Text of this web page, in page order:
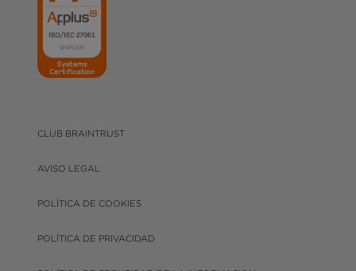
CLUB BRAINTRUST
AVISO LEGAL
POLÍTICA DE COOKIES
POLÍTICA DE PRIVACIDAD